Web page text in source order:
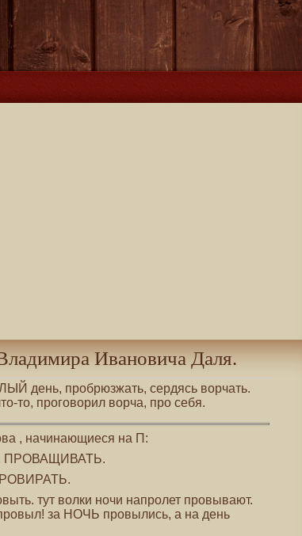
Ивановича Даля.
день, пробрюзжать, сердясь ворчать.
то, проговорил ворча, про себя.
, начинающиеся на П:
ПРОВАЩИВАТЬ.
тут волки ночи напролет провывают.
за НОЧЬ провылись, а на день